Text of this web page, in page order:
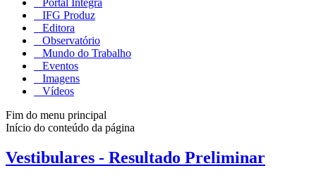
IFG Produz
Editora
Observatório
Mundo do Trabalho
Eventos
Imagens
Vídeos
Fim do menu principal
Início do conteúdo da página
Vestibulares - Resultado Preliminar